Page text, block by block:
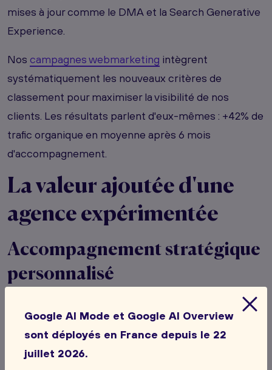
mises à jour comme le DMA et la Search Generative
Experience.
Nos campagnes webmarketing intègrent
systématiquement les nouveaux critères de
classement pour maximiser la visibilité de nos
clients. Les résultats parlent d'eux-mêmes : +42% de
trafic organique en moyenne après 6 mois
d'accompagnement.
La valeur ajoutée d'une
agence expérimentée
Accompagnement stratégique
personnalisé
approche stratégique de l'accompagnement
repose sur une méthodologie éprouvée depuis 17
ans. Nous élaborons des solutions sur-mesure
adaptées aux enjeux spécifiques de chaque client,
Google AI Mode et Google AI Overview
sont déployés en France depuis le 22
juillet 2026.